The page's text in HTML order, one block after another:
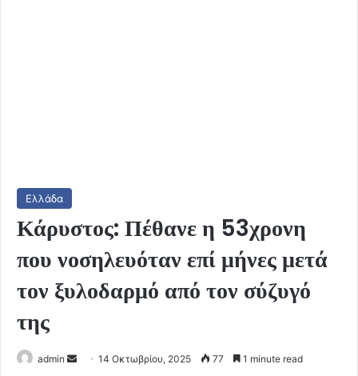
Ελλάδα
Κάρυστος: Πέθανε η 53χρονη
που νοσηλευόταν επί μήνες μετά
τον ξυλοδαρμό από τον σύζυγό
της
admin
Send14 Οκτωβρίου, 2025 77 1 minute read